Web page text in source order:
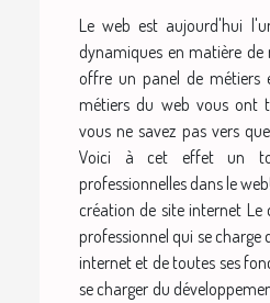
Le web est aujourd'hui
dynamiques en matière de
offre un panel de métiers
métiers du web vous ont
vous ne savez pas vers
Voici à cet effet un
professionnelles dans le
création de site internet Le
professionnel qui se charge
internet et de toutes ses
se charger du